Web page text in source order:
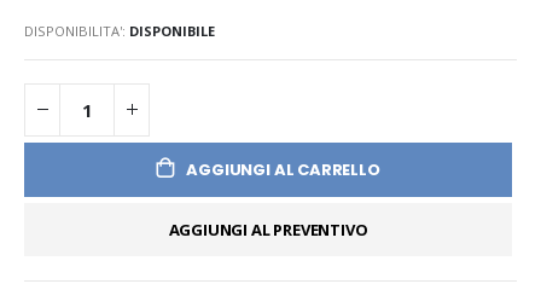
DISPONIBILITA': DISPONIBILE
AGGIUNGI AL CARRELLO
AGGIUNGI AL PREVENTIVO